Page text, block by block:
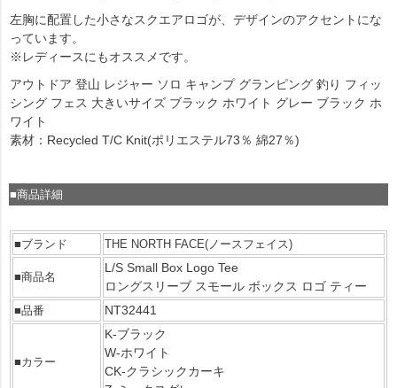
左胸に配置した小さなスクエアロゴが、デザインのアクセントにな
っています。
※レディースにもオススメです。
アウトドア 登山 レジャー ソロ キャンプ グランピング 釣り フィッ
シング フェス 大きいサイズ ブラック ホワイト グレー ブラック ホ
ワイト
素材：Recycled T/C Knit(ポリエステル73％ 綿27％)
■商品詳細
■ブランド THE NORTH FACE(ノースフェイス)
■商品名
L/S Small Box Logo Tee
ロングスリーブ スモール ボックス ロゴ ティー
■品番 NT32441
■カラー
K-ブラック
W-ホワイト
CK-クラシックカーキ